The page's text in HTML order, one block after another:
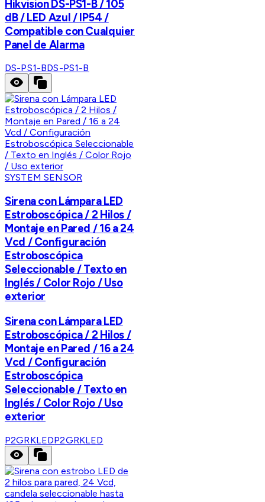
Hikvision DS-PS1-B / 105
dB / LED Azul / IP54 /
Compatible con Cualquier
Panel de Alarma
DS-PS1-BDS-PS1-B
SYSTEM SENSOR
Sirena con Lámpara LED
Estroboscópica / 2 Hilos /
Montaje en Pared / 16 a 24
Vcd / Configuración
Estroboscópica
Seleccionable / Texto en
Inglés / Color Rojo / Uso
exterior
Sirena con Lámpara LED
Estroboscópica / 2 Hilos /
Montaje en Pared / 16 a 24
Vcd / Configuración
Estroboscópica
Seleccionable / Texto en
Inglés / Color Rojo / Uso
exterior
P2GRKLEDP2GRKLED